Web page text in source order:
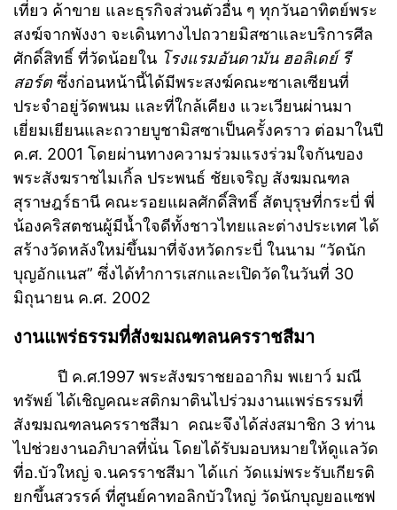
เที่ยว ค้าขาย และธุรกิจส่วนตัวอื่น ๆ ทุกวันอาทิตย์พระ
สงฆ์จากพังงา จะเดินทางไปถวายมิสซาและบริการศีล
ศักดิ์สิทธิ์ ที่วัดน้อยใน โรงแรมอันดามัน ฮอลิเดย์ รี
สอร์ต ซึ่งก่อนหน้านี้ได้มีพระสงฆ์คณะซาเลเซียนที่
ประจำอยู่วัดพนม และที่ใกล้เคียง แวะเวียนผ่านมา
เยี่ยมเยียนและถวายบูชามิสซาเป็นครั้งคราว ต่อมาในปี
ค.ศ. 2001 โดยผ่านทางความร่วมแรงร่วมใจกันของ
พระสังฆราชไมเกิ้ล ประพนธ์ ชัยเจริญ สังฆมณฑล
สุราษฎร์ธานี คณะรอยแผลศักดิ์สิทธิ์ สัตบุรุษที่กระบี่ พี่
น้องคริสตชนผู้มีน้ำใจดีทั้งชาวไทยและต่างประเทศ ได้
สร้างวัดหลังใหม่ขึ้นมาที่จังหวัดกระบี่ ในนาม “วัดนัก
บุญอักแนส” ซึ่งได้ทำการเสกและเปิดวัดในวันที่ 30
มิถุนายน ค.ศ. 2002
งานแพร่ธรรมที่สังฆมณฑลนครราชสีมา
ปี ค.ศ.1997 พระสังฆราชยออากิม พเยาว์ มณี
ทรัพย์ ได้เชิญคณะสติกมาตินไปร่วมงานแพร่ธรรมที่
สังฆมณฑลนครราชสีมา คณะจึงได้ส่งสมาชิก 3 ท่าน
ไปช่วยงานอภิบาลที่นั่น โดยได้รับมอบหมายให้ดูแลวัด
ที่อ.บัวใหญ่ จ.นครราชสีมา ได้แก่ วัดแม่พระรับเกียรติ
ยกขึ้นสวรรค์ ที่ศูนย์คาทอลิกบัวใหญ่ วัดนักบุญยอแซฟ